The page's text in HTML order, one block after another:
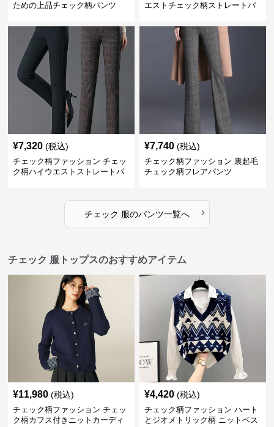
ための上品チェック柄パンツ
エストチェック柄ストレートパ
¥7,320 (税込)
チェック柄ファッション チェッ
ク柄ハイウエストストレートパ
¥7,740 (税込)
チェック柄ファッション 裏起毛
チェック柄フレアパンツ
チェック 服のパンツ一覧へ ›
チェック 服トップスのおすすめアイテム
¥11,980 (税込)
チェック柄ファッション チェッ
ク柄カフス付きニットカーディ
¥4,420 (税込)
チェック柄ファッション ハート
とジオメトリック柄 ニットベス